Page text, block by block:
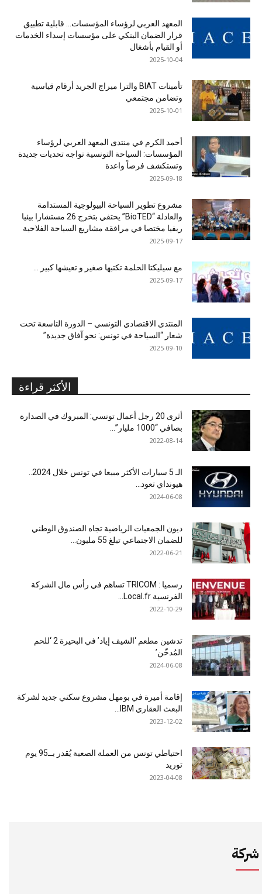
المعهد العربي لرؤساء المؤسسات… قابلية تطبيق
قرار الضمان البنكي على مؤسسات إسداء الخدمات
أو القيام بأشغال
2025-10-04
تأمينات BIAT والترا ميراج الجريد أرقام قياسية
وتضامن مجتمعي
2025-10-01
أحمد الكرم في منتدى المعهد العربي لرؤساء
المؤسسات: السياحة التونسية تواجه تحديات جديدة
وتستكشف فرصاً واعدة
2025-09-18
مشروع تطوير السياحة البيولوجية المستدامة
والعادلة “BioTED” يحتفي بتخرج 26 مستشارا بيئيا
ريفيا مختصا في مرافقة مشاريع السياحة الفلاحية
2025-09-17
مع سيليكتا الحلمة تكتبها صغير و تعيشها كبير …
2025-09-17
المنتدى الاقتصادي التونسي – الدورة التاسعة تحت
شعار “السياحة في تونس: نحو آفاق جديدة”
2025-09-10
الأكثر قراءة
أثرى 20 رجل أعمال تونسي: المبروك في الصدارة
بصافي “1000 مليار”...
2022-08-14
هيونداي تعود...
2024-06-08
ديون الجمعيات الرياضية تجاه الصندوق الوطني
للضمان الاجتماعي تبلغ 55 مليون...
2022-06-21
رسميا : TRICOM تساهم في رأس مال الشركة
الفرنسية Local.fr...
2022-10-29
تدشين مطعم ‘الشيف إياد’ في البحيرة 2 ‘للحم
المُدخّن’
2024-06-08
إقامة أميرة في بومهل مشروع سكني جديد لشركة
البعث العقاري IBM...
2023-12-02
احتياطي تونس من العملة الصعبة يُقدر بــ95 يوم
توريد
2023-04-08
شركة